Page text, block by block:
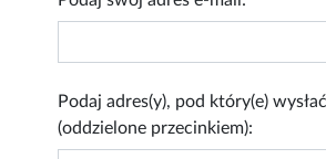
Podaj adres(y), pod który(e)
(oddzielone przecinkiem):